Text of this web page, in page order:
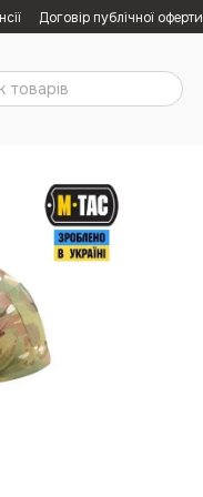
Договір публічної оферти